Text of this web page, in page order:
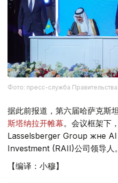
Фото: пресс-служба
据此前报道，第六届哈萨克斯
斯塔纳拉开帷幕。会议框架下
Lasselsberger Group және
Investment (RAII)公司领导人。
【编译：小穆】